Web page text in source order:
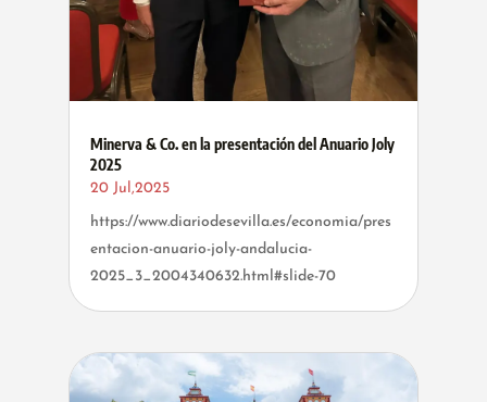
Minerva & Co. en la presentación del Anuario Joly
2025
20 Jul,2025
https://www.diariodesevilla.es/economia/pres
entacion-anuario-joly-andalucia-
2025_3_2004340632.html#slide-70